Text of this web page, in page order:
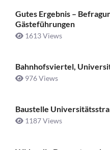
Gutes Ergebnis –
Gästeführungen
1613 Views
Bahnhofsviertel,
976 Views
Baustelle
1187 Views